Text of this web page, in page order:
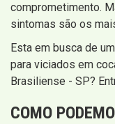
comprometimento.
sintomas são os
Esta em busca de
para viciados em
Brasiliense - SP?
COMO